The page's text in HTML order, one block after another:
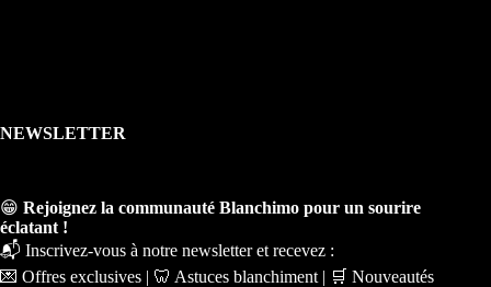
NEWSLETTER
😁 Rejoignez la communauté Blanchimo pour un sourire
éclatant !
📬 Inscrivez-vous à notre newsletter et recevez :
💌 Offres exclusives | 🦷 Astuces blanchiment | 🛒 Nouveautés